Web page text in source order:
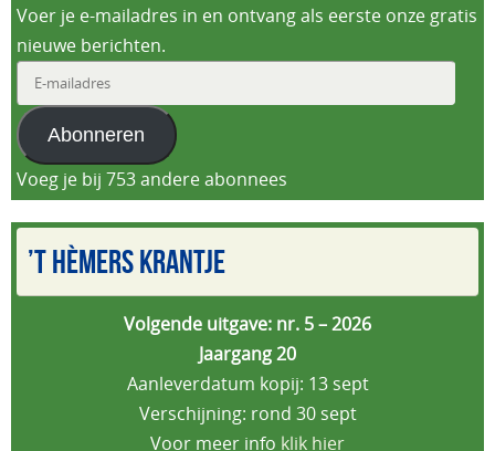
Voer je e-mailadres in en ontvang als eerste onze gratis
nieuwe berichten.
mailadres
Abonneren
Voeg je bij 753 andere abonnees
’T HÈMERS KRANTJE
Volgende uitgave: nr. 5 – 2026
Jaargang 20
Aanleverdatum kopij: 13 sept
Verschijning: rond 30 sept
Voor meer info klik hier